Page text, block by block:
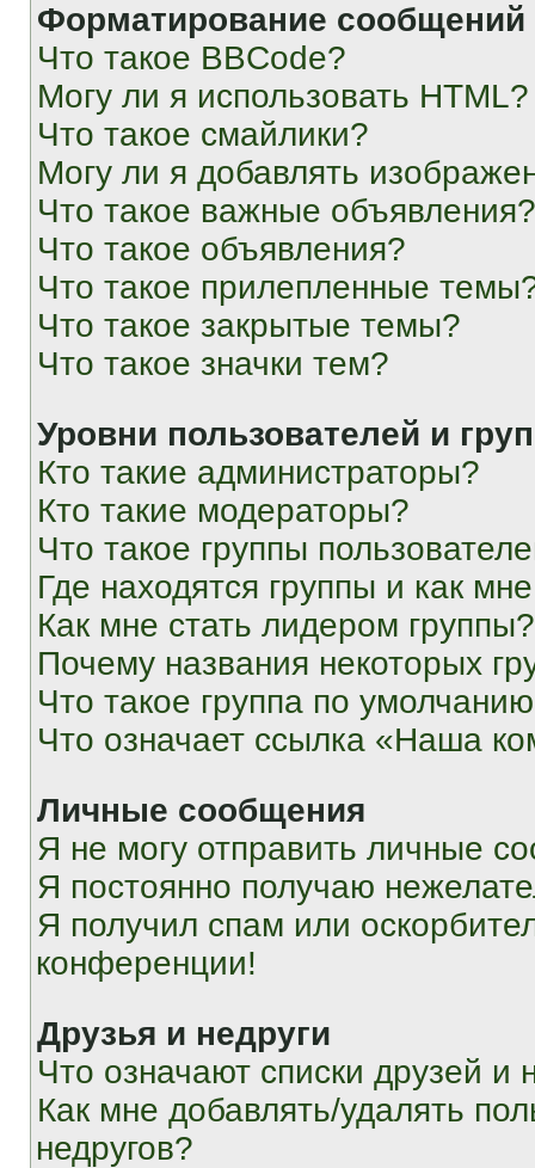
Форматирование
Что такое BBCode?
Могу ли я использовать HTML?
Что такое смайлики?
Могу ли я добавлять
Что такое важные объявления?
Что такое объявления?
Что такое прилепленные
Что такое закрытые темы?
Что такое значки тем?
Уровни пользователей и
Кто такие администраторы?
Кто такие модераторы?
Что такое группы
Где находятся группы и как
Как мне стать лидером группы?
Почему названия некоторых
Что такое группа по
Что означает ссылка «Наша
Личные сообщения
Я не могу отправить личные
Я постоянно получаю
Я получил спам или
конференции!
Друзья и недруги
Что означают списки друзей и
Как мне добавлять/удалять
недругов?